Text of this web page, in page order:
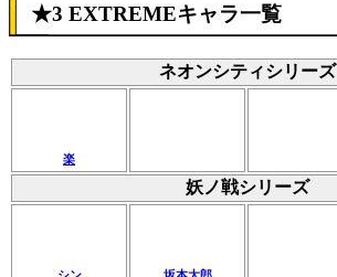
★3 EXTREMEキャラ一覧
ネオンシティシリーズ
楽
妖ノ戦シリーズ